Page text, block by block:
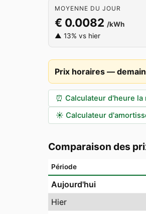
MOYENNE DU JOUR
€ 0.0082 /kWh
▲ 13% vs hier
Prix horaires — demain
⏰ Calculateur d'heure la
☀️ Calculateur
Comparaison des
Période
Aujourd'hui
Hier